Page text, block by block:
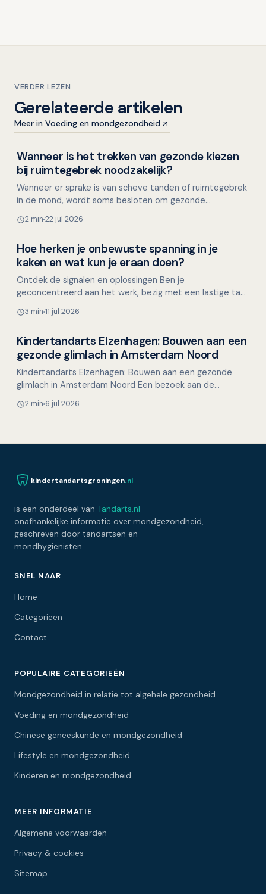
VERDER LEZEN
Gerelateerde artikelen
Meer in Voeding en mondgezondheid
Kinderen en mondgezondheid
Wanneer is het trekken van gezonde kiezen
bij ruimtegebrek noodzakelijk?
Wanneer er sprake is van scheve tanden of ruimtegebrek
in de mond, wordt soms besloten om gezonde
ruimte…
2 min 22 jul 2026
Mondgezondheid in relatie tot algehele gezondheid
Hoe herken je onbewuste spanning in je
kaken en wat kun je eraan doen?
Ontdek de signalen en oplossingen Ben je
geconcentreerd aan het werk, bezig met een lastige taak
je kake…
3 min 11 jul 2026
Overig nieuws
Kindertandarts Elzenhagen: Bouwen aan een
gezonde glimlach in Amsterdam Noord
Kindertandarts Elzenhagen: Bouwen aan een gezonde
glimlach in Amsterdam Noord Een bezoek aan de
zijn. Ste…
2 min 6 jul 2026
kindertandartsgroningen.nl
is een onderdeel van Tandarts.nl —
onafhankelijke informatie over mondgezondheid,
geschreven door tandartsen en
mondhygiënisten.
SNEL NAAR
Home
Categorieën
Contact
POPULAIRE CATEGORIEËN
Mondgezondheid in relatie tot algehele gezondheid
Voeding en mondgezondheid
Chinese geneeskunde en mondgezondheid
Lifestyle en mondgezondheid
Kinderen en mondgezondheid
MEER INFORMATIE
Algemene voorwaarden
Privacy & cookies
Sitemap